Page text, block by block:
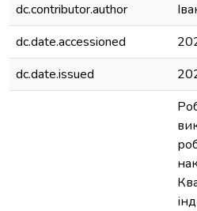
dc.contributor.author
dc.date.accessioned
dc.date.issued